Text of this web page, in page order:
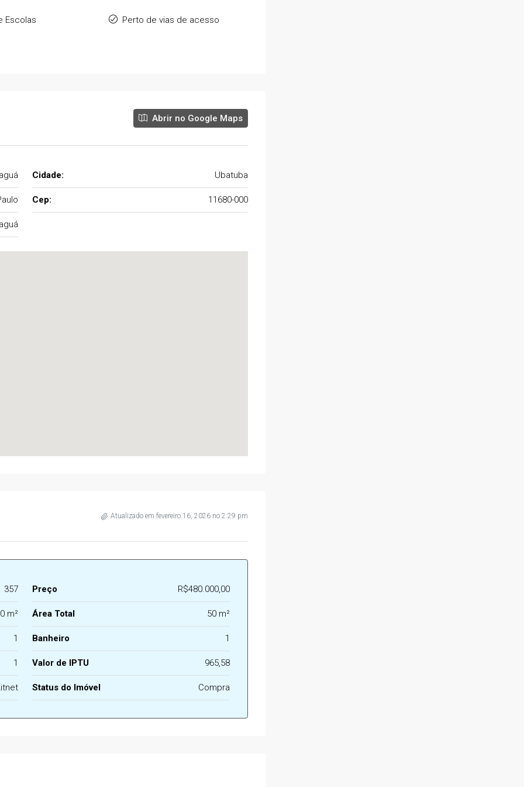
Escolas Perto de vias de acesso
Abrir no Google Maps
Cidade: Ubatuba
Cep: 11680-000
Atualizado em fevereiro 16, 2026 no 2:29 pm
357 Preço R$480.000,00
m² Área Total 50 m²
1 Banheiro 1
1 Valor de IPTU 965,58
Status do Imóvel Compra